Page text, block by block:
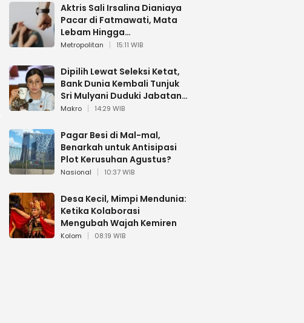
Aktris Sali Irsalina Dianiaya
Pacar di Fatmawati, Mata
Lebam Hingga
Diselamatkan Polantas
Metropolitan 15:11 WIB
Dipilih Lewat Seleksi Ketat,
Bank Dunia Kembali Tunjuk
Sri Mulyani Duduki Jabatan
Strategis
Makro 14:29 WIB
Pagar Besi di Mal-mal,
Benarkah untuk Antisipasi
Plot Kerusuhan Agustus?
Nasional 10:37 WIB
Desa Kecil, Mimpi Mendunia:
Ketika Kolaborasi
Mengubah Wajah Kemiren
Kolom 08:19 WIB